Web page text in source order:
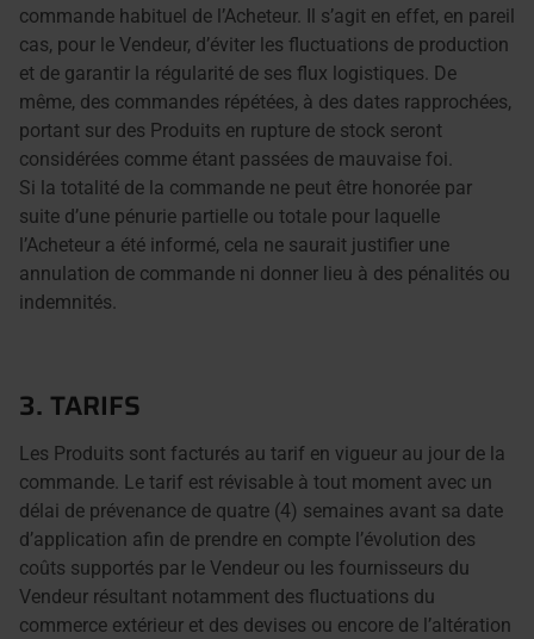
commande habituel de l’Acheteur. Il s’agit en effet, en pareil
cas, pour le Vendeur, d’éviter les fluctuations de production
et de garantir la régularité de ses flux logistiques. De
même, des commandes répétées, à des dates rapprochées,
portant sur des Produits en rupture de stock seront
considérées comme étant passées de mauvaise foi.
Si la totalité de la commande ne peut être honorée par
suite d’une pénurie partielle ou totale pour laquelle
l’Acheteur a été informé, cela ne saurait justifier une
annulation de commande ni donner lieu à des pénalités ou
indemnités.
3. TARIFS
Les Produits sont facturés au tarif en vigueur au jour de la
commande. Le tarif est révisable à tout moment avec un
délai de prévenance de quatre (4) semaines avant sa date
d’application afin de prendre en compte l’évolution des
coûts supportés par le Vendeur ou les fournisseurs du
Vendeur résultant notamment des fluctuations du
commerce extérieur et des devises ou encore de l’altération